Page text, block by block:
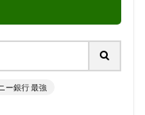
ー銀行 最強